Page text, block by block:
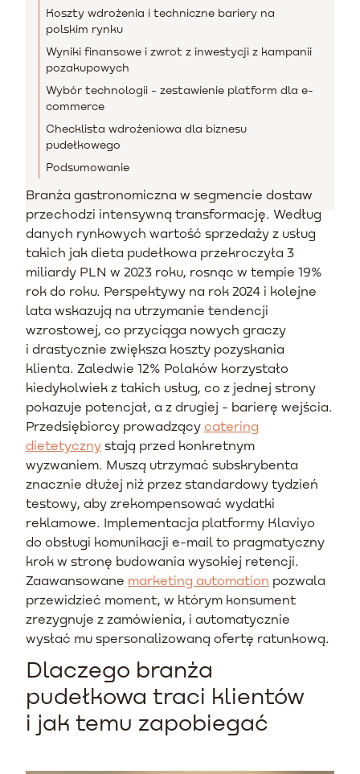
Koszty wdrożenia i techniczne bariery na
polskim rynku
Wyniki finansowe i zwrot z inwestycji z kampanii
pozakupowych
Wybór technologii - zestawienie platform dla e-
commerce
Checklista wdrożeniowa dla biznesu
pudełkowego
Podsumowanie
Branża gastronomiczna w segmencie dostaw
przechodzi intensywną transformację. Według
danych rynkowych wartość sprzedaży z usług
takich jak dieta pudełkowa przekroczyła 3
miliardy PLN w 2023 roku, rosnąc w tempie 19%
rok do roku. Perspektywy na rok 2024 i kolejne
lata wskazują na utrzymanie tendencji
wzrostowej, co przyciąga nowych graczy
i drastycznie zwiększa koszty pozyskania
klienta. Zaledwie 12% Polaków korzystało
kiedykolwiek z takich usług, co z jednej strony
pokazuje potencjał, a z drugiej - barierę wejścia.
Przedsiębiorcy prowadzący catering
dietetyczny stają przed konkretnym
wyzwaniem. Muszą utrzymać subskrybenta
znacznie dłużej niż przez standardowy tydzień
testowy, aby zrekompensować wydatki
reklamowe. Implementacja platformy Klaviyo
do obsługi komunikacji e-mail to pragmatyczny
krok w stronę budowania wysokiej retencji.
Zaawansowane marketing automation pozwala
przewidzieć moment, w którym konsument
zrezygnuje z zamówienia, i automatycznie
wysłać mu spersonalizowaną ofertę ratunkową.
Dlaczego branża
pudełkowa traci klientów
i jak temu zapobiegać